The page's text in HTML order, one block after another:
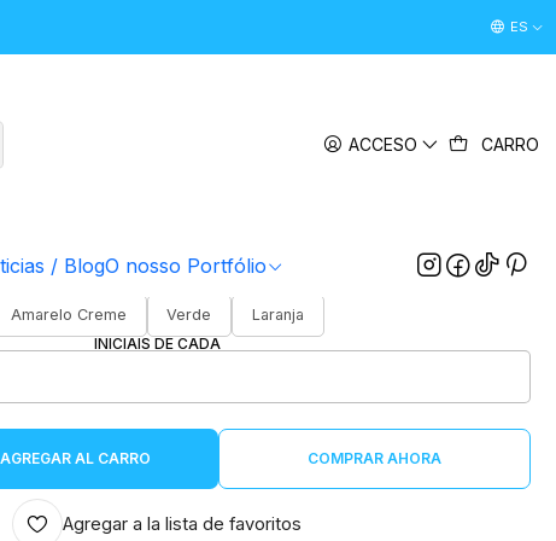
ACCESO CARRO
/ BlogO nosso Portfólio
Desconto Boas Vindas 5% " boasvindas26 " (PrimeiraES
Azul Vermelho Violeta Amarelo
Amarelo Creme Verde
Laranja
INICIAIS DE CADA
AGREGAR AL CARRO COMPRAR AHORA
Agregar a la lista de favoritos